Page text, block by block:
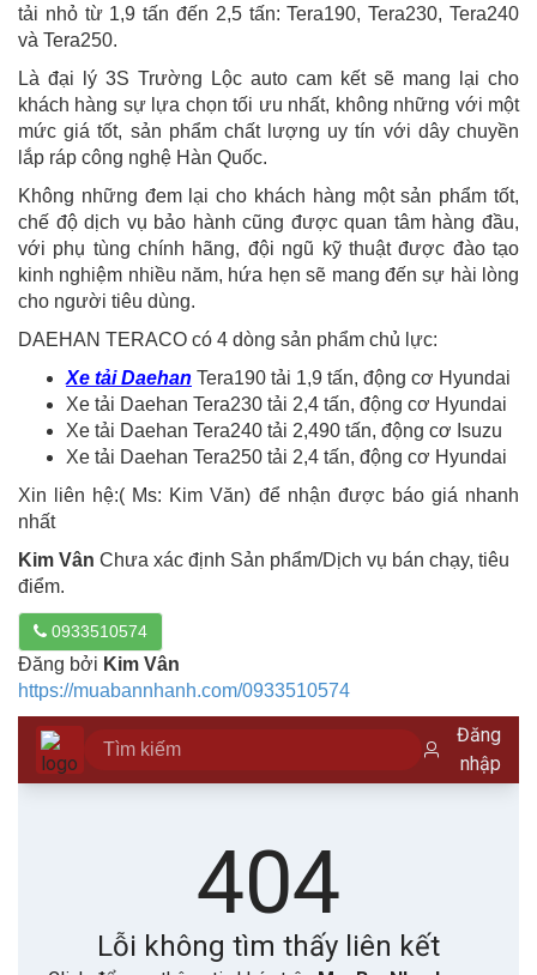
tải nhỏ từ 1,9 tấn đến 2,5 tấn: Tera190, Tera230, Tera240
và Tera250.
Là đại lý 3S Trường Lộc auto cam kết sẽ mang lại cho
khách hàng sự lựa chọn tối ưu nhất, không những với một
mức giá tốt, sản phẩm chất lượng uy tín với dây chuyền
lắp ráp công nghệ Hàn Quốc.
Không những đem lại cho khách hàng một sản phẩm tốt,
chế độ dịch vụ bảo hành cũng được quan tâm hàng đầu,
với phụ tùng chính hãng, đội ngũ kỹ thuật được đào tạo
kinh nghiệm nhiều năm, hứa hẹn sẽ mang đến sự hài lòng
cho người tiêu dùng.
DAEHAN TERACO có 4 dòng sản phẩm chủ lực:
Xe tải Daehan Tera190 tải 1,9 tấn, động cơ Hyundai
Xe tải Daehan Tera230 tải 2,4 tấn, động cơ Hyundai
Xe tải Daehan Tera240 tải 2,490 tấn, động cơ Isuzu
Xe tải Daehan Tera250 tải 2,4 tấn, động cơ Hyundai
Xin liên hệ:( Ms: Kim Văn) để nhận được báo giá nhanh
nhất
Kim Vân Chưa xác định Sản phẩm/Dịch vụ bán chạy, tiêu
điểm.
0933510574
Đăng bởi Kim Vân
https://muabannhanh.com/0933510574